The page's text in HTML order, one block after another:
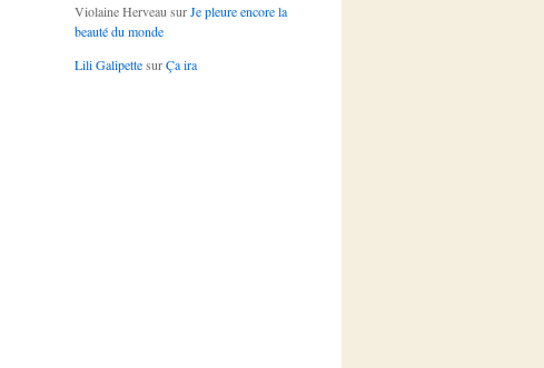
Violaine Herveau surJe pleure encore la
beauté du monde
Lili GalipettesurÇa ira